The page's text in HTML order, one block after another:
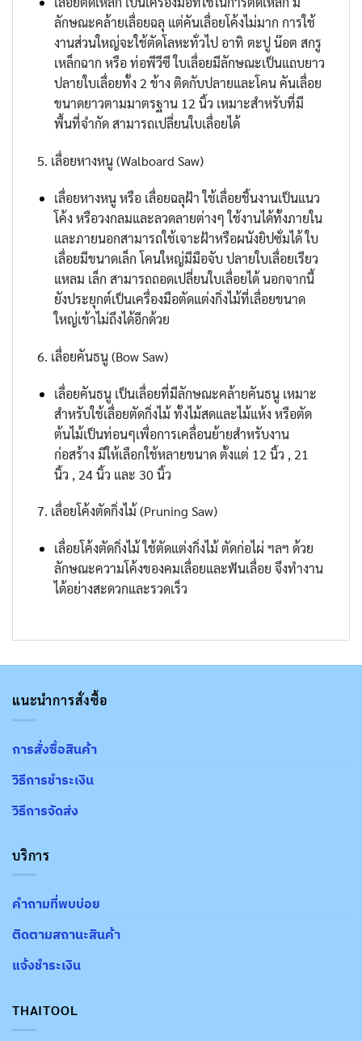
ลักษณะคล้ายเลื่อยฉลุ แต่คันเลื่อยโค้งไม่มาก การใช้
งานส่วนใหญ่จะใช้ตัดโลหะทั่วไป อาทิ ตะปู น๊อต สกรู
เหล็กฉาก หรือ ท่อพีวีซี ใบเลื่อยมีลักษณะเป็นแถบยาว
ปลายใบเลื่อยทั้ง 2 ข้าง ติดกับปลายและโคน คันเลื่อย
ขนาดยาวตามมาตรฐาน 12 นิ้ว เหมาะสำหรับที่มี
พื้นที่จำกัด สามารถเปลี่ยนใบเลื่อยได้
5. เลื่อยหางหนู (Walboard Saw)
เลื่อยหางหนู หรือ เลื่อยฉลุฝ้า ใช้เลื่อยชิ้นงานเป็นแนว
โค้ง หรือวงกลมและลวดลายต่างๆ ใช้งานได้ทั้งภายใน
และภายนอกสามารถใช้เจาะฝ้าหรือผนังยิปซั่มได้ ใบ
เลื่อยมีขนาดเล็ก โคนใหญ่มีมือจับ ปลายใบเลื่อยเรียว
แหลม เล็ก สามารถถอดเปลี่ยนใบเลื่อยได้ นอกจากนี้
ยังประยุกต์เป็นเครื่องมือตัดแต่งกิ่งไม้ที่เลื่อยขนาด
ใหญ่เข้าไม่ถึงได้อีกด้วย
6. เลื่อยคันธนู (Bow Saw)
เลื่อยคันธนู เป็นเลื่อยที่มีลักษณะคล้ายคันธนู เหมาะ
สำหรับใช้เลื่อยตัดกิ่งไม้ ทั้งไม้สดและไม้แห้ง หรือตัด
ต้นไม้เป็นท่อนๆเพื่อการเคลื่อนย้ายสำหรับงาน
ก่อสร้าง มีให้เลือกใช้หลายขนาด ตั้งแต่ 12 นิ้ว , 21
นิ้ว , 24 นิ้ว และ 30 นิ้ว
7. เลื่อยโค้งตัดกิ่งไม้ (Pruning Saw)
เลื่อยโค้งตัดกิ่งไม้ ใช้ตัดแต่งกิ่งไม้ ตัดก่อไผ่ ฯลฯ ด้วย
ลักษณะความโค้งของคมเลื่อยและฟันเลื่อย จึงทำงาน
ได้อย่างสะดวกและรวดเร็ว
แนะนำการสั่งซื้อ
การสั่งซื้อสินค้า
วิธีการชำระเงิน
วิธีการจัดส่ง
บริการ
คำถามที่พบบ่อย
ติดตามสถานะสินค้า
แจ้งชำระเงิน
THAITOOL